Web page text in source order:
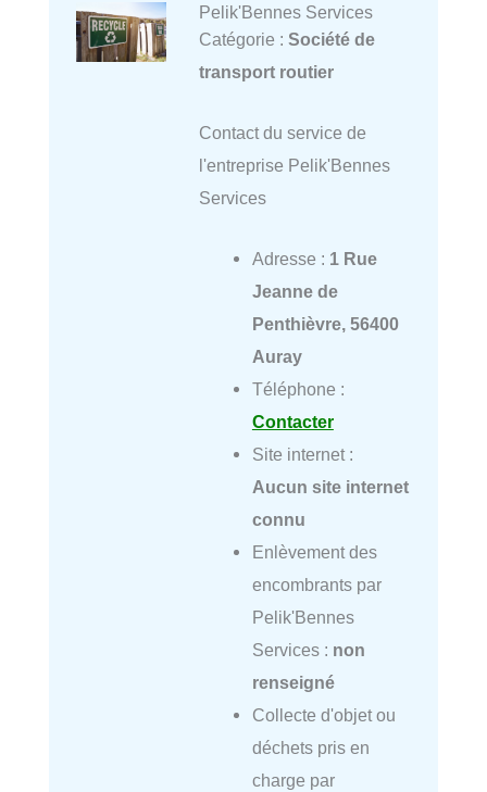
Pelik'Bennes Services
Catégorie : Société de
transport routier
Contact du service de
l'entreprise Pelik'Bennes
Services
Adresse : 1 Rue
Jeanne de
Penthièvre, 56400
Auray
Téléphone :
Contacter
Site internet :
Aucun site internet
connu
Enlèvement des
encombrants par
Pelik'Bennes
Services : non
renseigné
Collecte d'objet ou
déchets pris en
charge par